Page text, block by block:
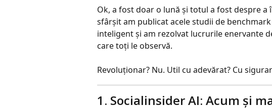
Ok, a fost doar o lună și totul a fost despre
sfârșit am publicat acele studii de
inteligent și am rezolvat lucrurile enervante
care toți le observă.
Revoluționar? Nu. Util cu adevărat? Cu
1. Socialinsider AI: Acum și